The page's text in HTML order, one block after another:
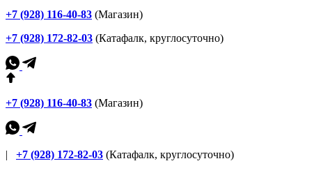
+7 (928) 116-40-83 (Магазин)
+7 (928) 172-82-03 (Катафалк, круглосуточно)
+7 (928) 116-40-83 (Магазин)
| +7 (928) 172-82-03 (Катафалк, круглосуточно)